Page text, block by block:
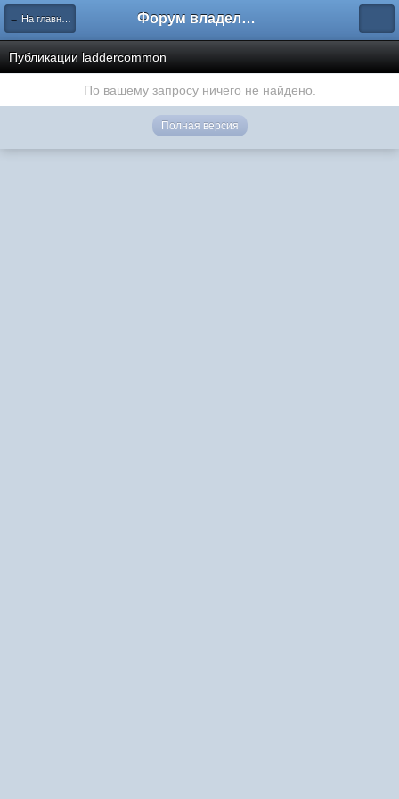
← На главную Форум владельцев интернет-магазинов
Публикации laddercommon
По вашему запросу ничего не найдено.
Полная версия